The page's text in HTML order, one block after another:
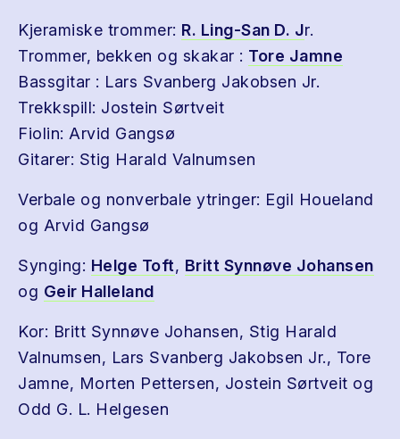
Kjeramiske trommer: R. Ling-San D. Jr.
Trommer, bekken og skakar : Tore Jamne
Bassgitar : Lars Svanberg Jakobsen Jr.
Trekkspill: Jostein Sørtveit
Fiolin: Arvid Gangsø
Gitarer: Stig Harald Valnumsen
Verbale og nonverbale ytringer: Egil Houeland
og Arvid Gangsø
Synging: Helge Toft, Britt Synnøve Johansen
og Geir Halleland
Kor: Britt Synnøve Johansen, Stig Harald
Valnumsen, Lars Svanberg Jakobsen Jr., Tore
Jamne, Morten Pettersen, Jostein Sørtveit og
Odd G. L. Helgesen